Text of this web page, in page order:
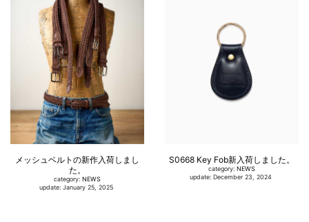
メッシュベルトの新作入荷しまし
た。
category: NEWS
update: January 25, 2025
S0668 Key Fob新入荷しました。
category: NEWS
update: December 23, 2024